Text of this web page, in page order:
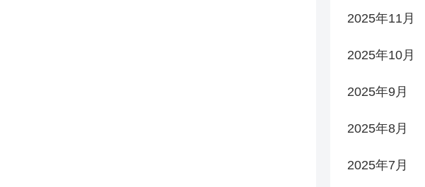
2025年11月
2025年10月
2025年9月
2025年8月
2025年7月